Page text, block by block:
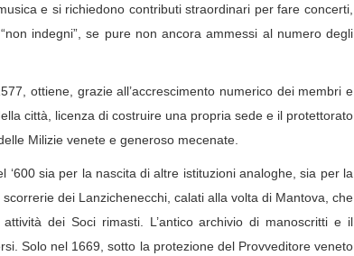
e si richiedono contributi straordinari per fare concerti,
indegni”, se pure non ancora ammessi al numero degli
grazie all’accrescimento numerico dei membri e
città, licenza di costruire una propria sede e il protettorato
Milizie venete e generoso mecenate.
sia per la nascita di altre istituzioni analoghe, sia per la
dei Lanzichenecchi, calati alla volta di Mantova, che
dei Soci rimasti. L’antico archivio di manoscritti e il
Solo nel 1669, sotto la protezione del Provveditore veneto